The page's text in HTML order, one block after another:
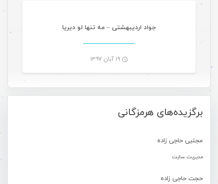
برگزیده‌های هرمزگانی
مجتبی حاجی زاده
مدیریت سایت
حجت حاجی زاده
جواد اردیبهشتی – مه تنها لو دیریا
۱۹ آبان ۱۳۹۷